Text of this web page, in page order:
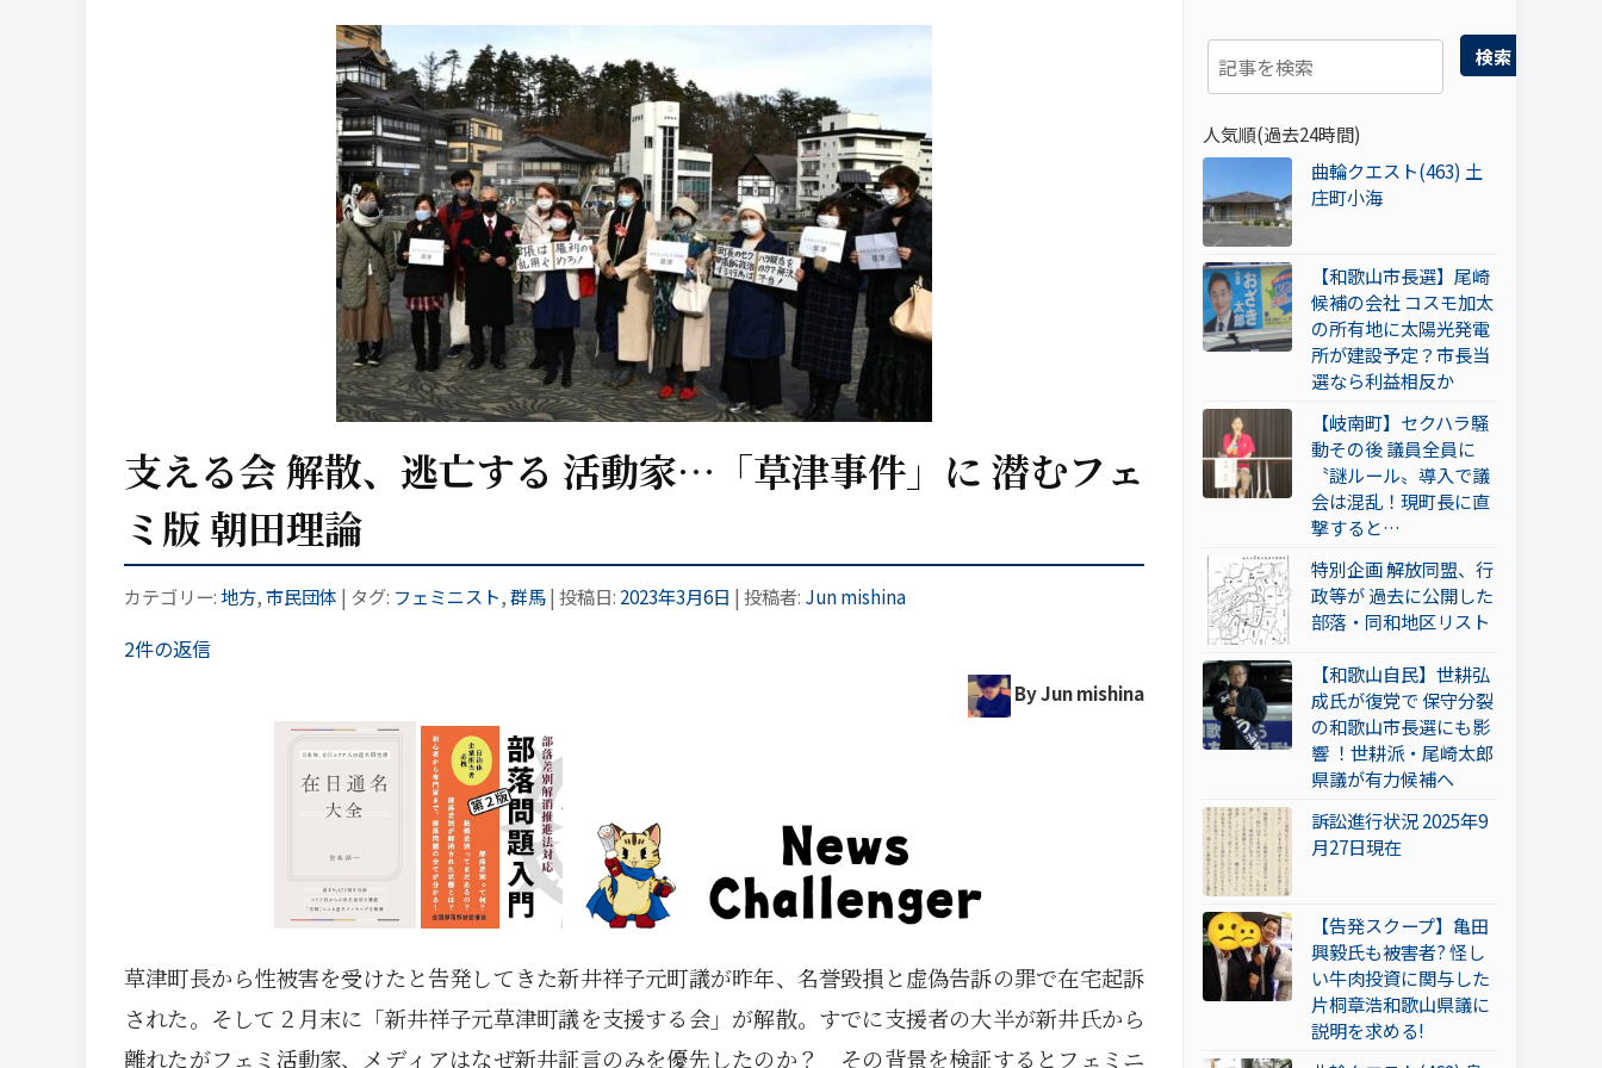
検索
人気順(過去24時間)
曲輪クエスト(463) 土
庄町小海
【和歌山市長選】尾崎
候補の会社 コスモ加太
の所有地に太陽光発電
所が建設予定？市長当
選なら利益相反か
【岐南町】セクハラ騒
動その後 議員全員に
〝謎ルール〟導入で議
会は混乱！現町長に直
撃すると…
特別企画 解放同盟、行
政等が 過去に公開した
部落・同和地区リスト
【和歌山自民】世耕弘
成氏が復党で 保守分裂
の和歌山市長選にも影
響 ！世耕派・尾崎太郎
県議が有力候補へ
訴訟進行状況 2025年9
月27日現在
【告発スクープ】亀田
興毅氏も被害者? 怪し
い牛肉投資に関与した
片桐章浩和歌山県議に
説明を求める!
支える会 解散、逃亡する 活動家…「草津事件」に 潜むフェ
ミ版 朝田理論
カテゴリー: 地方,市民団体 | タグ: フェミニスト,群馬| 投稿日: 2023年3月6日 | 投稿者: Jun mishina
2件の返信
By Jun mishina
草津町長から性被害を受けたと告発してきた新井祥子元町議が昨年、名誉毀損と虚偽告訴の罪で在宅起訴
された。そして２月末に「新井祥子元草津町議を支援する会」が解散。すでに支援者の大半が新井氏から
離れたがフェミ活動家、メディアはなぜ新井証言のみを優先したのか？ その背景を検証するとフェミニ